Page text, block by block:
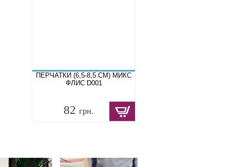
ПЕРЧАТКИ (6,5-8,5 СМ) МИКС
ФЛИС D001
82 грн.